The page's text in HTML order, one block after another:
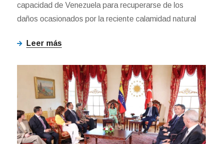
capacidad de Venezuela para recuperarse de los
daños ocasionados por la reciente calamidad natural
Leer más